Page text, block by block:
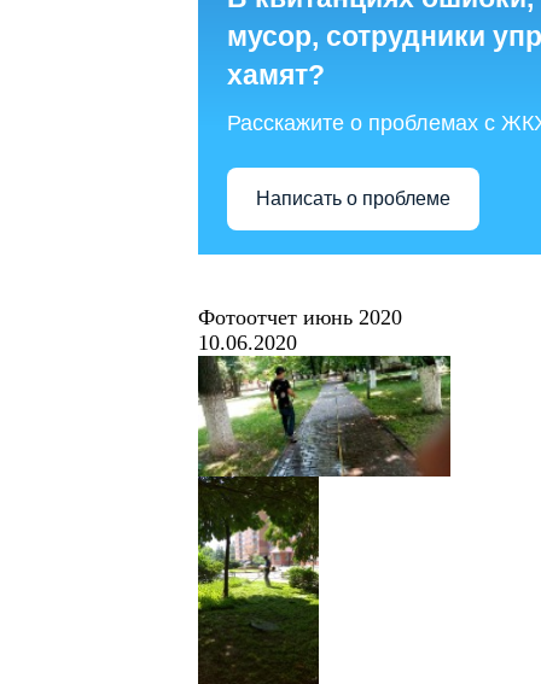
мусор, сотрудники
хамят?
Расскажите о проблемах с
Написать о проблеме
Фотоотчет июнь 2020
10.06.2020